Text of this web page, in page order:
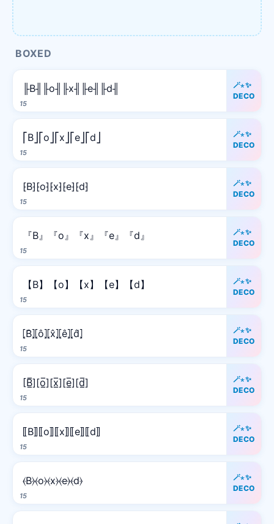
BOXED
15
╟B╢╟o╢╟x╢╟e╢╟d╢
🪄⋆✨
DECO
15
⎡B⎦⎡o⎦⎡x⎦⎡e⎦⎡d⎦
🪄⋆✨
DECO
15
⁅B⁆⁅o⁆⁅x⁆⁅e⁆⁅d⁆
🪄⋆✨
DECO
15
『B』『o』『x』『e』『d』
🪄⋆✨
DECO
15
【B】【o】【x】【e】【d】
🪄⋆✨
DECO
15
⦏B̂⦎⦏ô⦎⦏x̂⦎⦏ê⦎⦏d̂⦎
🪄⋆✨
DECO
15
[B̲̅][o̲̅][x̲̅][e̲̅][d̲̅]
🪄⋆✨
DECO
15
⟦B⟧⟦o⟧⟦x⟧⟦e⟧⟦d⟧
🪄⋆✨
DECO
15
⦑B⦒⦑o⦒⦑x⦒⦑e⦒⦑d⦒
🪄⋆✨
DECO